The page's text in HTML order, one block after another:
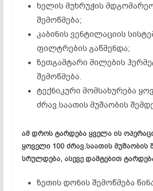
ხელის მუხრუჭის
შემოწმება;
კაბინის ვენტილაციის
ფილტრების გაწმენდა;
ზეთგამტარი მილების
შემოწმება.
ტექნიკური მომსახურება
ძრავ.საათის მუშაობის
ამ დროს ტარდება ყველა ის
ყოველი 100 ძრავ.საათის მუშაობის
სრულდება, ასევე დამტებით
ზეთის დონის შემოწმება